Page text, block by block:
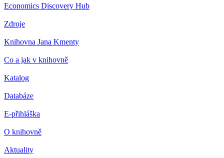
Economics Discovery Hub
Zdroje
Knihovna Jana Kmenty
Co a jak v knihovně
Katalog
Databáze
E-přihláška
O knihovně
Aktuality